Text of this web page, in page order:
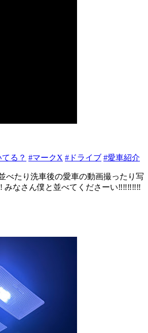
る？ #マークX #ドライブ #愛車紹介
べたり洗車後の愛車の動画撮ったり写
みなさん僕と並べてくださーい‼️‼️‼️‼️‼️